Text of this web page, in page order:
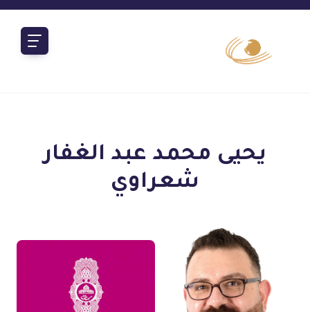
يحيى محمد عبد الغفار
شعراوي